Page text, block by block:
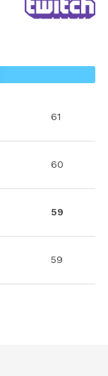
61
60
59
59